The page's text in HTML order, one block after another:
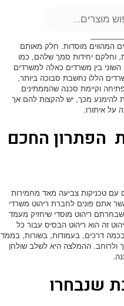
המהווים מוסדות. חלק מאותם
וחלקם יחידות סמך שלהם, כמו
בין משרדים כאלה למשרדים
הללו נחשבת סבוכה ביותר,
וקיימת סכנה שהממתינים
להימנע מכך, יש להקצות להם אך
על איתורו.
הפתרון החכם
טכניקות צביעה מאד מחמירות
אתם פונים לחברת ריהוט משרדי
ריהוט מוסדי שיחזיק מעמד
זה הוא ריהוט הבסיס עבור כל
דרכים, בעמודות, בשורות, בממד
ההמלצה היא לשלב שולחן
שנבחרו